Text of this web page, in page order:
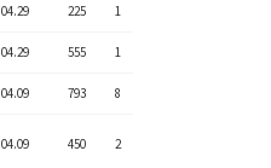
04.29 225 1
04.29 555 1
04.09 793 8
04.09 450 2